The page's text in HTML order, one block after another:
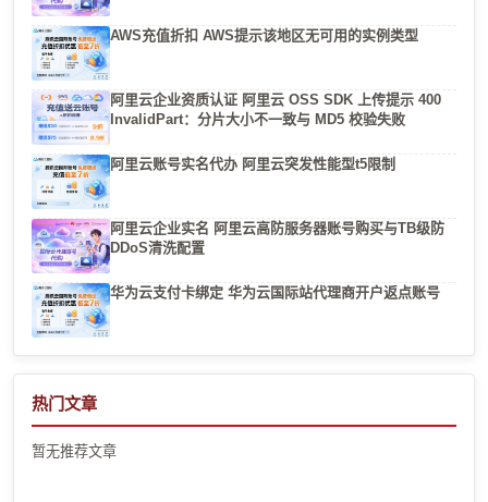
AWS充值折扣 AWS提示该地区无可用的实例类型
阿里云企业资质认证 阿里云 OSS SDK 上传提示 400
InvalidPart：分片大小不一致与 MD5 校验失败
阿里云账号实名代办 阿里云突发性能型t5限制
阿里云企业实名 阿里云高防服务器账号购买与TB级防
DDoS清洗配置
华为云支付卡绑定 华为云国际站代理商开户返点账号
热门文章
暂无推荐文章